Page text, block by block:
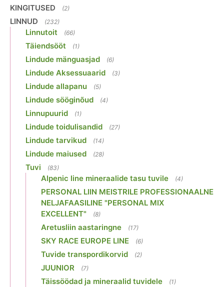
KINGITUSED (2)
LINNUD (232)
Linnutoit (66)
Täiendsööt (1)
Lindude mänguasjad (6)
Lindude Aksessuaarid (3)
Lindude allapanu (5)
Lindude sööginõud (4)
Linnupuurid (1)
Lindude toidulisandid (27)
Lindude tarvikud (14)
Lindude maiused (28)
Tuvi (83)
Alpenic line mineraalide tasu tuvile (4)
PERSONAL LIIN MEISTRILE PROFESSIONAALNE
NELJAFAASILINE "PERSONAL MIX
EXCELLENT"
(8)
Aretusliin aastaringne (17)
SKY RACE EUROPE LINE (6)
Tuvide transpordikorvid (2)
JUUNIOR (7)
Täissöödad ja mineraalid tuvidele (1)